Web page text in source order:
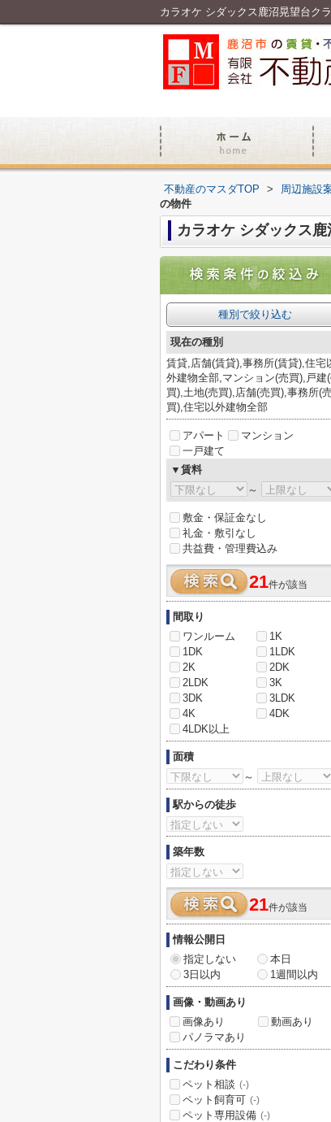
不動産のマスダTOP > 周辺施設
の物件
カラオケ シダックス
種別で絞り込む
現在の種別
賃貸,店舗(賃貸),事務所(賃貸),住宅
外建物全部,マンション(売買),戸建
買),土地(売買),店舗(売買),事務所(売
買),住宅以外建物全部
アパート
マンション
一戸建て
▼賃料
～
敷金・保証金なし
礼金・敷引なし
共益費・管理費込み
21件が該当
間取り
ワンルーム
1K
1DK
1LDK
2K
2DK
2LDK
3K
3DK
3LDK
4K
4DK
4LDK以上
面積
～
駅からの徒歩
築年数
21件が該当
情報公開日
指定しない
本日
3日以内
1週間以内
画像・動画あり
画像あり
動画あり
パノラマあり
こだわり条件
ペット相談 (-)
ペット飼育可 (-)
ペット専用設備 (-)